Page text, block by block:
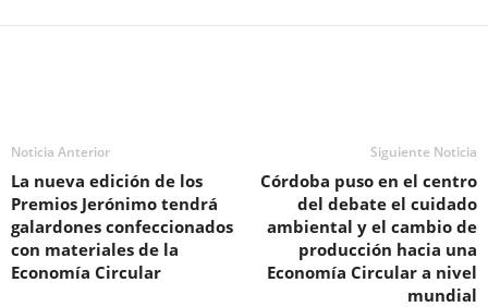
Noticia Anterior
La nueva edición de los
Premios Jerónimo tendrá
galardones confeccionados
con materiales de la
Economía Circular
Siguiente Noticia
Córdoba puso en el centro
del debate el cuidado
ambiental y el cambio de
producción hacia una
Economía Circular a nivel
mundial